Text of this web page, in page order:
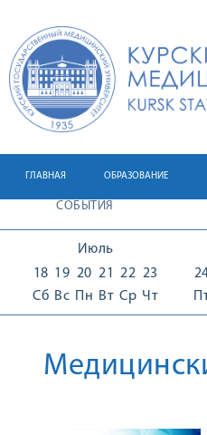
ГЛАВНАЯ ОБРАЗОВАНИЕ
СОБЫТИЯ
Июль
18
Сб
19
Вс
20
Пн
21
Вт
22
Ср
23
Чт